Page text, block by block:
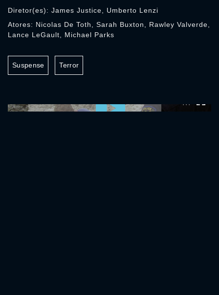
Diretor(es): James Justice, Umberto Lenzi
Atores: Nicolas De Toth, Sarah Buxton, Rawley Valverde,
Lance LeGault, Michael Parks
Suspense Terror